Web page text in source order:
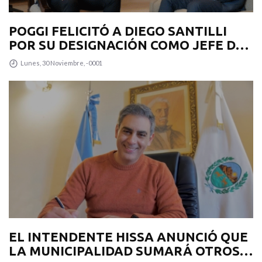
POGGI FELICITÓ A DIEGO SANTILLI
POR SU DESIGNACIÓN COMO JEFE DE
GABINETE
Lunes, 30 Noviembre, -0001
EL INTENDENTE HISSA ANUNCIÓ QUE
LA MUNICIPALIDAD SUMARÁ OTROS